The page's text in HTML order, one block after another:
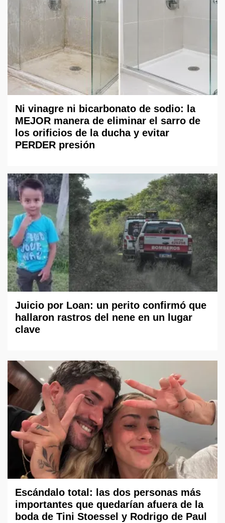
Ni vinagre ni bicarbonato de sodio: la
MEJOR manera de eliminar el sarro de
los orificios de la ducha y evitar
PERDER presión
Juicio por Loan: un perito confirmó que
hallaron rastros del nene en un lugar
clave
Escándalo total: las dos personas más
importantes que quedarían afuera de la
boda de Tini Stoessel y Rodrigo de Paul